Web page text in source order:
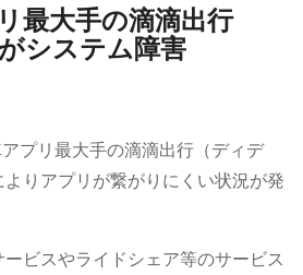
最大手の滴滴出行
がシステム障害
プリ最大手の滴滴出行（ディデ
りアプリが繋がりにくい状況が発
ビスやライドシェア等のサービス